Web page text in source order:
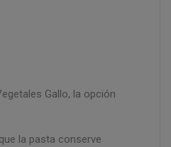
Gallo, la opción
la pasta conserve